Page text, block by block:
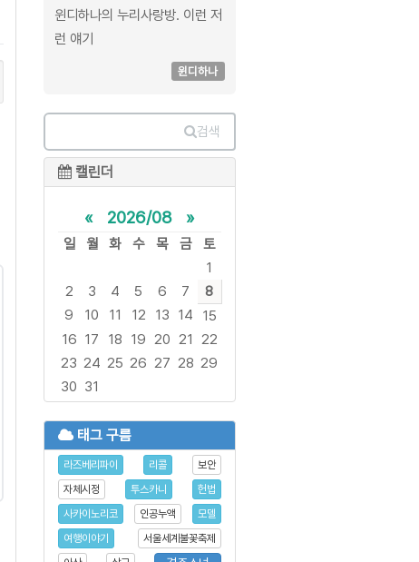
윈디하나의 누리사랑방. 이런 저
런 얘기
윈디하나
검색
캘린더
« 2026/08 »
일 월 화 수 목 금
토
1
2
3 4 5 6 7
8
9
10 11 12 13 14
15
16 17 18 19 20 21
22
23 24 25 26 27 28 29
30 31
태그 구름
라즈베리파이 리콜
보안
자체시정
투스카니
헌법
사카이노리코
인공누액
모델
여행이야기
서울세계불꽃축제